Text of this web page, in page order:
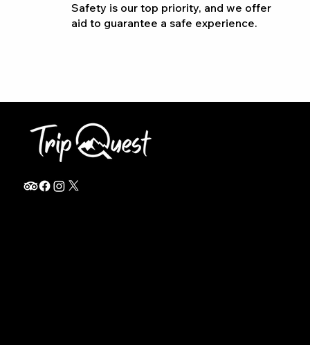
Safety is our top priority, and we offer
aid to guarantee a safe experience.